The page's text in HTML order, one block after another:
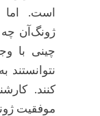
است.
ژونگ‌آن
چینی با
کنند.
موفقیت